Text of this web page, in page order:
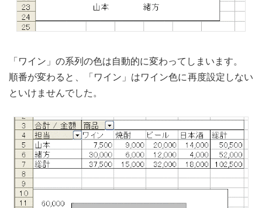
「ワイン」の系列の色は自動的に変わってしまいます。
順番が変わると、「ワイン」はワイン色に再度設定しない
といけませんでした。